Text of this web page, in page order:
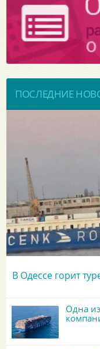
ПОСЛЕДНИЕ
В Одессе горит
Одна